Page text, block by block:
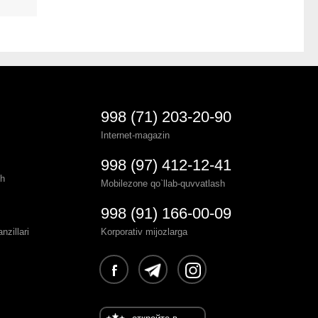
998 (71) 203-20-90
Internet-magazin
998 (97) 412-12-41
Mobilezone qo`llab-quvvatlash
998 (91) 166-00-09
Korporativ mijozlarga